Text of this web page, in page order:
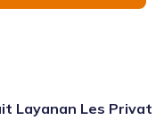
Layanan Les Privat